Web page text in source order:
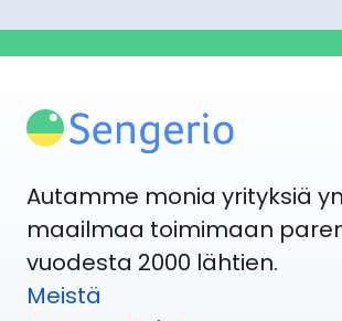
Autamme monia yrityksiä
maailmaa toimimaan
vuodesta 2000 lähtien.
Meistä